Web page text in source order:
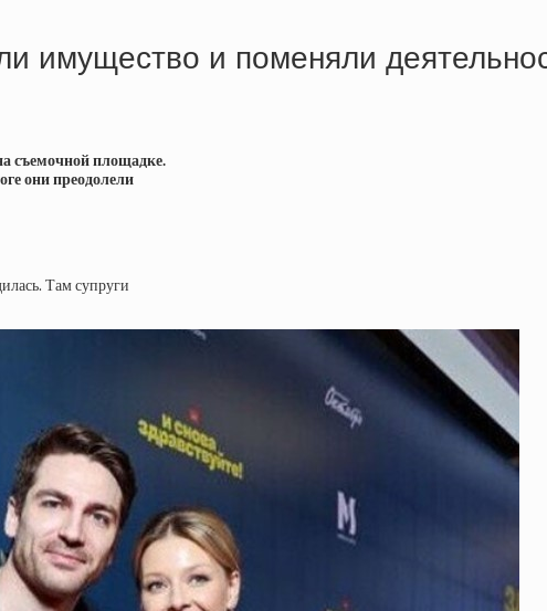
имущество и поменяли
съемочной площадке.
они преодолели
Там супруги